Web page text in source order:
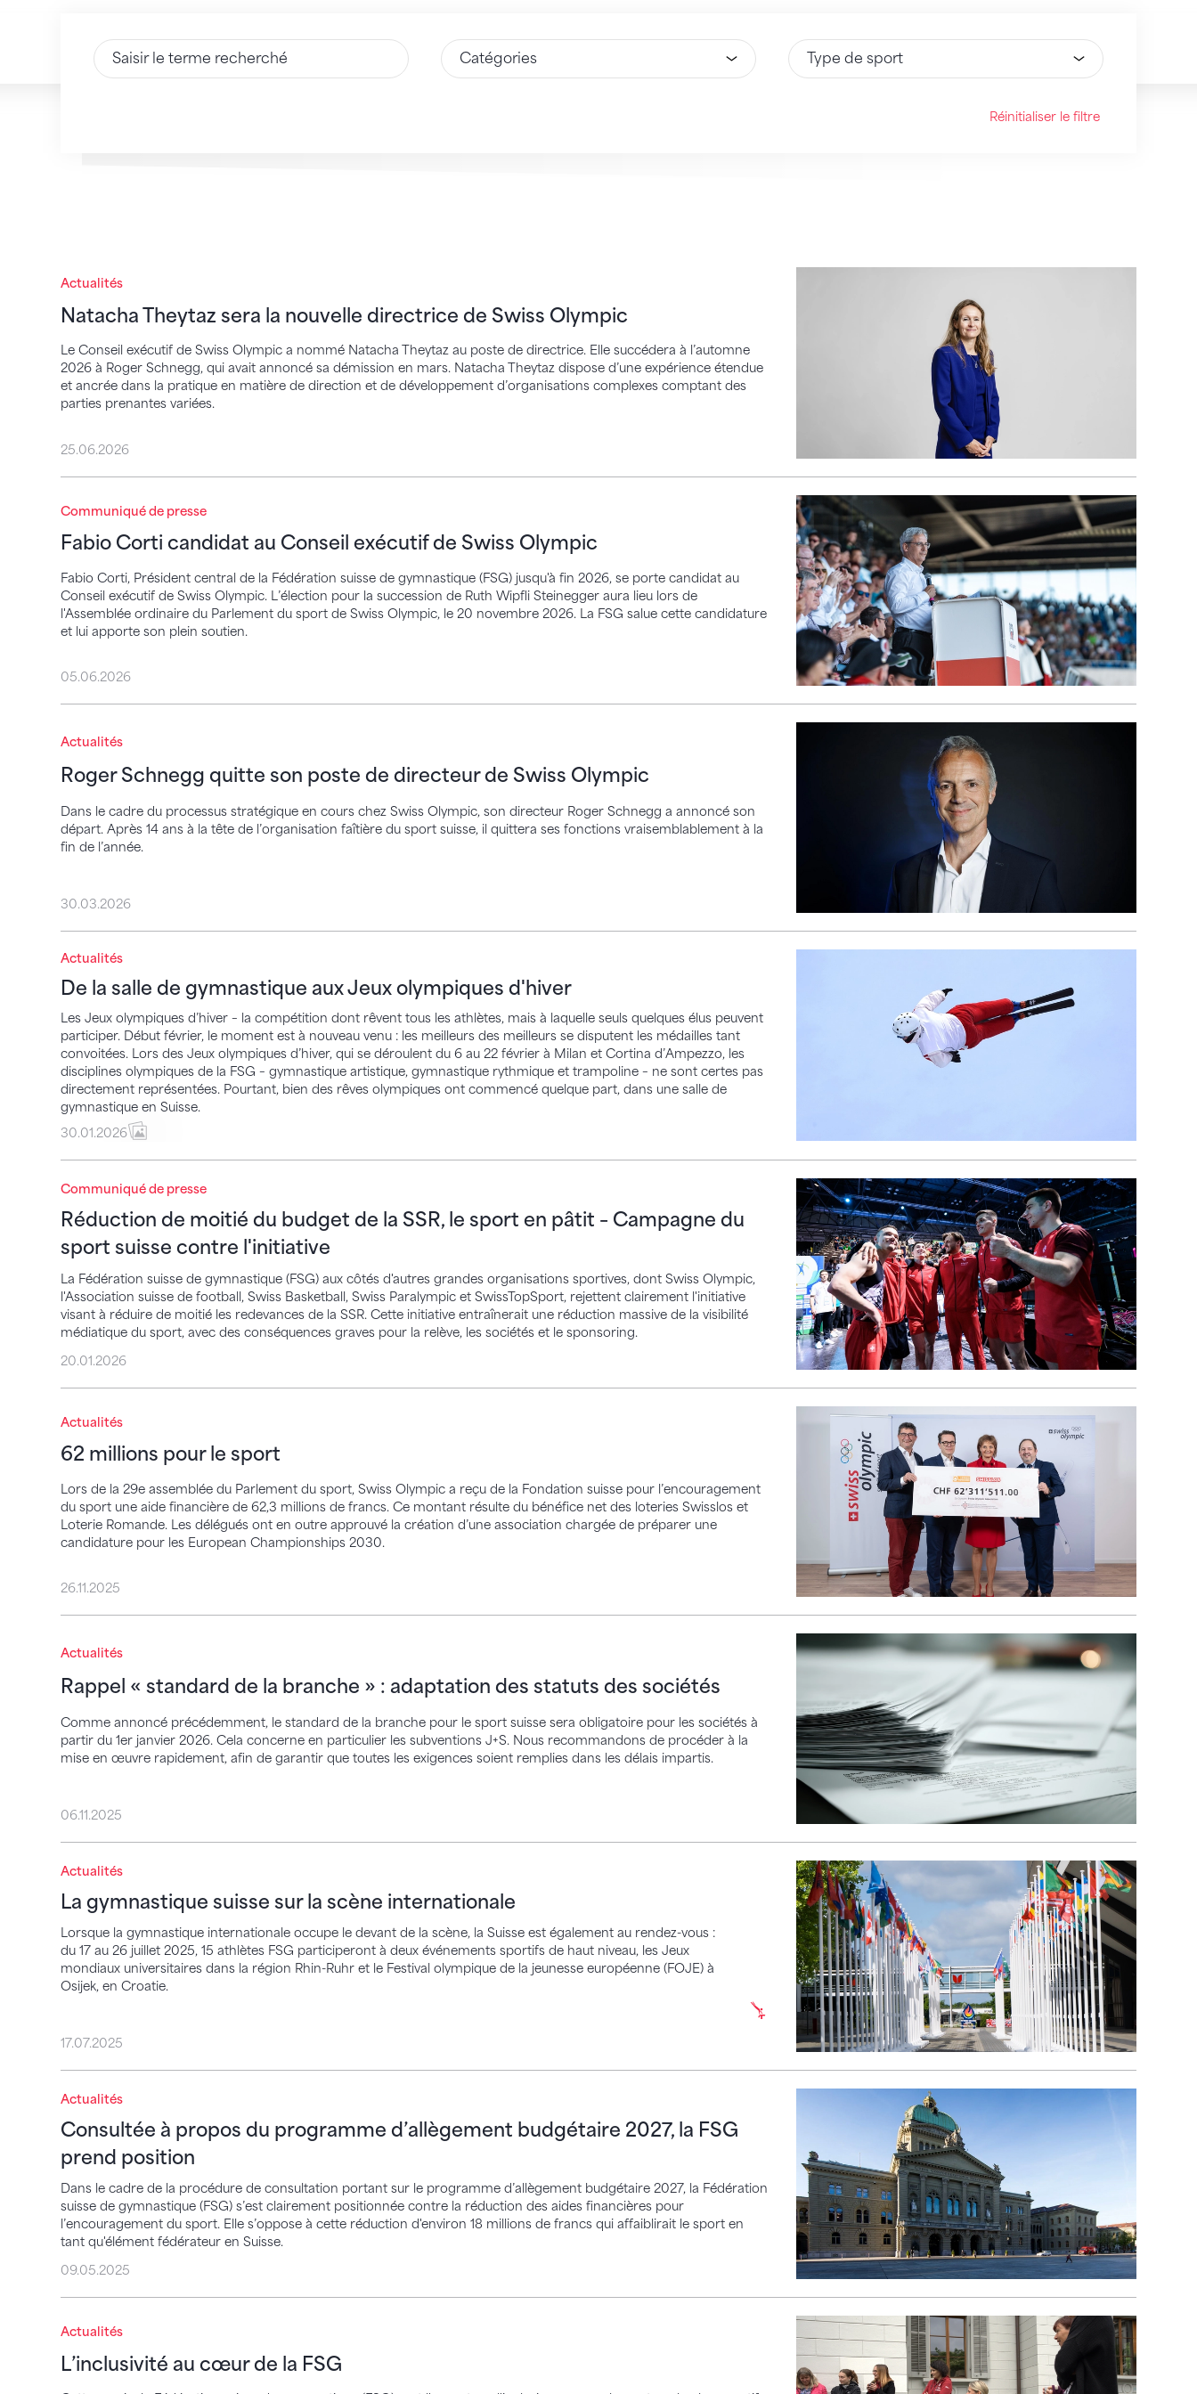
Saisir du texte Sélectionnez une option Sélectionnez une option
Réinitialiser le filtre
Actualités
Natacha Theytaz sera la nouvelle directrice de Swiss Olympic
Le Conseil exécutif de Swiss Olympic a nommé Natacha Theytaz au poste de directrice. Elle succédera à l’automne
2026 à Roger Schnegg, qui avait annoncé sa démission en mars. Natacha Theytaz dispose d’une expérience étendue
et ancrée dans la pratique en matière de direction et de développement d’organisations complexes comptant des
parties prenantes variées.
Natacha Theytaz sera la nouvelle directrice de Swiss Olympic
25.06.2026
Communiqué de presse
Fabio Corti candidat au Conseil exécutif de Swiss Olympic
Fabio Corti, Président central de la Fédération suisse de gymnastique (FSG) jusqu'à fin 2026, se porte candidat au
Conseil exécutif de Swiss Olympic. L’élection pour la succession de Ruth Wipfli Steinegger aura lieu lors de
l'Assemblée ordinaire du Parlement du sport de Swiss Olympic, le 20 novembre 2026. La FSG salue cette candidature
et lui apporte son plein soutien.
Fabio Corti candidat au Conseil exécutif de Swiss Olympic
05.06.2026
Actualités
Roger Schnegg quitte son poste de directeur de Swiss Olympic
Dans le cadre du processus stratégique en cours chez Swiss Olympic, son directeur Roger Schnegg a annoncé son
départ. Après 14 ans à la tête de l’organisation faîtière du sport suisse, il quittera ses fonctions vraisemblablement à la
fin de l’année.
Roger Schnegg quitte son poste de directeur de Swiss Olympic
30.03.2026
Actualités
De la salle de gymnastique aux Jeux olympiques d'hiver
Les Jeux olympiques d’hiver – la compétition dont rêvent tous les athlètes, mais à laquelle seuls quelques élus peuvent
participer. Début février, le moment est à nouveau venu : les meilleurs des meilleurs se disputent les médailles tant
convoitées. Lors des Jeux olympiques d’hiver, qui se déroulent du 6 au 22 février à Milan et Cortina d’Ampezzo, les
disciplines olympiques de la FSG – gymnastique artistique, gymnastique rythmique et trampoline – ne sont certes pas
directement représentées. Pourtant, bien des rêves olympiques ont commencé quelque part, dans une salle de
gymnastique en Suisse.
De la salle de gymnastique aux Jeux olympiques d'hiver
30.01.2026
Communiqué de presse
Réduction de moitié du budget de la SSR, le sport en pâtit – Campagne du
sport suisse contre l'initiative
La Fédération suisse de gymnastique (FSG) aux côtés d'autres grandes organisations sportives, dont Swiss Olympic,
l'Association suisse de football, Swiss Basketball, Swiss Paralympic et SwissTopSport, rejettent clairement l'initiative
visant à réduire de moitié les redevances de la SSR. Cette initiative entraînerait une réduction massive de la visibilité
médiatique du sport, avec des conséquences graves pour la relève, les sociétés et le sponsoring.
Réduction de moitié du budget de la SSR, le sport en pâtit – Campagne du sport suisse contre l'initiative
20.01.2026
Actualités
62 millions pour le sport
Lors de la 29e assemblée du Parlement du sport, Swiss Olympic a reçu de la Fondation suisse pour l’encouragement
du sport une aide financière de 62,3 millions de francs. Ce montant résulte du bénéfice net des loteries Swisslos et
Loterie Romande. Les délégués ont en outre approuvé la création d’une association chargée de préparer une
candidature pour les European Championships 2030.
62 millions pour le sport
26.11.2025
Actualités
Rappel « standard de la branche » : adaptation des statuts des sociétés
Comme annoncé précédemment, le standard de la branche pour le sport suisse sera obligatoire pour les sociétés à
partir du 1er janvier 2026. Cela concerne en particulier les subventions J+S. Nous recommandons de procéder à la
mise en œuvre rapidement, afin de garantir que toutes les exigences soient remplies dans les délais impartis.
Rappel « standard de la branche » : adaptation des statuts des sociétés
06.11.2025
Actualités
La gymnastique suisse sur la scène internationale
Lorsque la gymnastique internationale occupe le devant de la scène, la Suisse est également au rendez-vous :
du 17 au 26 juillet 2025, 15 athlètes FSG participeront à deux événements sportifs de haut niveau, les Jeux
mondiaux universitaires dans la région Rhin-Ruhr et le Festival olympique de la jeunesse européenne (FOJE) à
Osijek, en Croatie.
La gymnastique suisse sur la scène internationale
17.07.2025
Actualités
Consultée à propos du programme d’allègement budgétaire 2027, la FSG
prend position
Dans le cadre de la procédure de consultation portant sur le programme d’allègement budgétaire 2027, la Fédération
suisse de gymnastique (FSG) s’est clairement positionnée contre la réduction des aides financières pour
l’encouragement du sport. Elle s’oppose à cette réduction d'environ 18 millions de francs qui affaiblirait le sport en
tant qu'élément fédérateur en Suisse.
Consultée à propos du programme d’allègement budgétaire 2027, la FSG prend position
09.05.2025
Actualités
L’inclusivité au cœur de la FSG
L’inclusivité au cœur de la FSG